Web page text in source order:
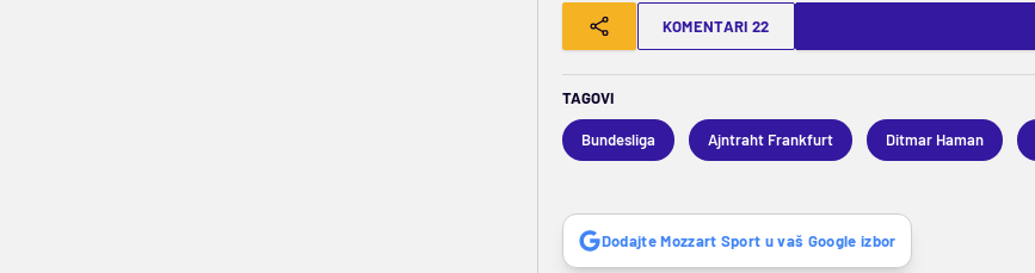
KOMENTARI 22
TAGOVI
Bundesliga Ajntraht Frankfurt Ditmar Haman
Dodajte Mozzart Sport u vaš Google izbor